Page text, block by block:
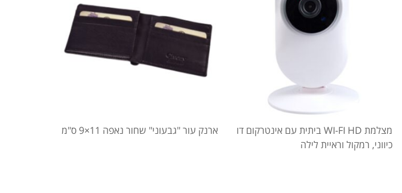
מצלמת WI-FI HD ביתית עם אינטרקום דו
כיווני, רמקול וראיית לילה
ארנק עור "גבעוני" שחור נאפה 11×9 ס"מ